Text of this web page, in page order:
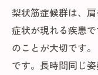
梨状筋症候群は、
症状が現れる疾患
のことが大切です
です。長時間同じ